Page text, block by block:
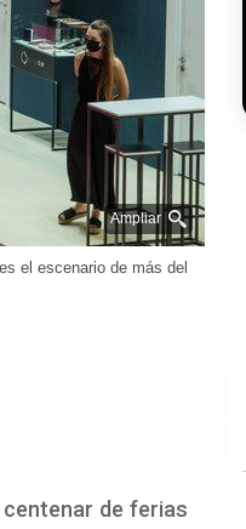
Ampliar
el escenario de más del
de ferias